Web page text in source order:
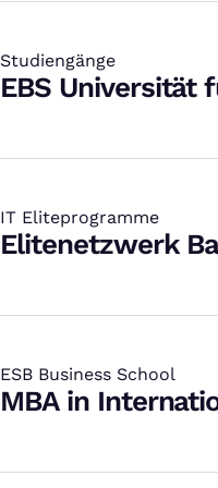
Studiengänge
:
EBS Universität
IT Eliteprogramme
:
Elitenetzwerk
ESB Business School
:
MBA in